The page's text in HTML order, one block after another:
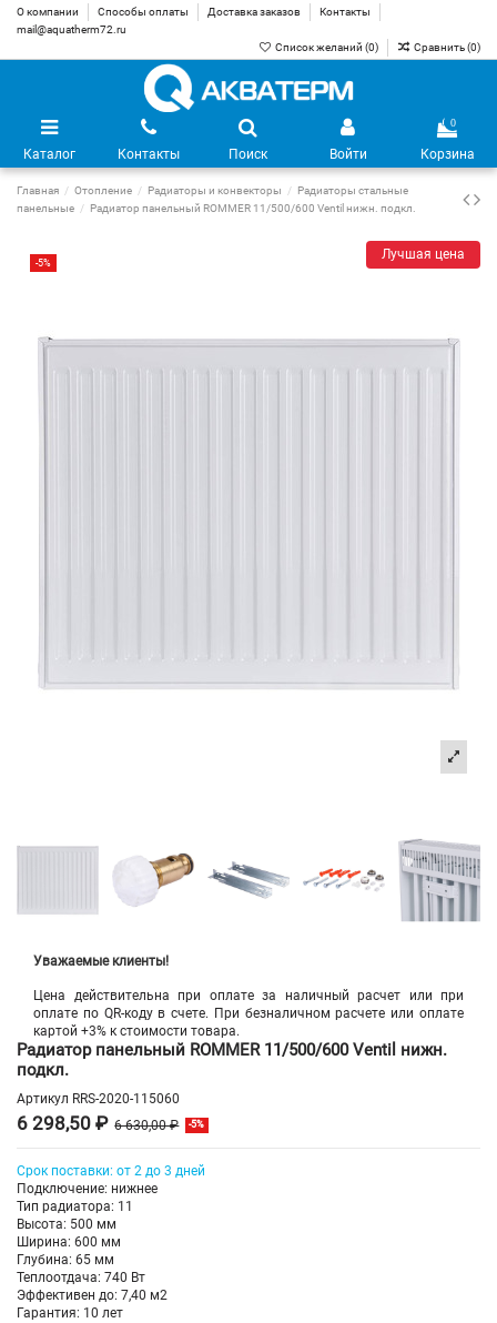
О компании Способы оплаты Доставка заказов
Контакты
mail@aquatherm72.ru
Список желаний (0) Сравнить (0)
Каталог Контакты Поиск Войти
0
Корзина
Главная Отопление Радиаторы и конвекторы
Радиаторы стальные
панельные
Радиатор панельный ROMMER 11/500/600 Ventil нижн. подкл.
-5%
Лучшая цена
Уважаемые клиенты!
Цена действительна при оплате за наличный расчет или при
оплате по QR-коду в счете. При безналичном расчете или оплате
картой +3% к стоимости товара.
Радиатор панельный ROMMER 11/500/600 Ventil нижн.
подкл.
Артикул RRS-2020-115060
6 298,50 ₽ 6 630,00 ₽ -5%
Срок поставки: от 2 до 3 дней
Подключение: нижнее
Тип радиатора: 11
Высота: 500 мм
Ширина: 600 мм
Глубина: 65 мм
Теплоотдача: 740 Вт
Эффективен до: 7,40 м2
Гарантия: 10 лет